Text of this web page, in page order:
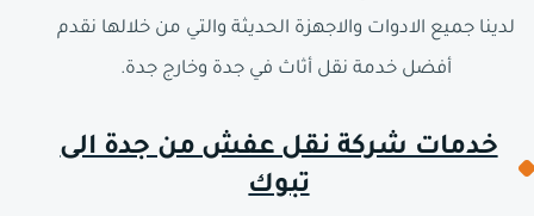
لدينا جميع الادوات والاجهزة الحديثة والتي من خلالها نقدم
أفضل خدمة نقل أثاث في جدة وخارج جدة.
خدمات شركة نقل عفش من جدة الى
تبوك